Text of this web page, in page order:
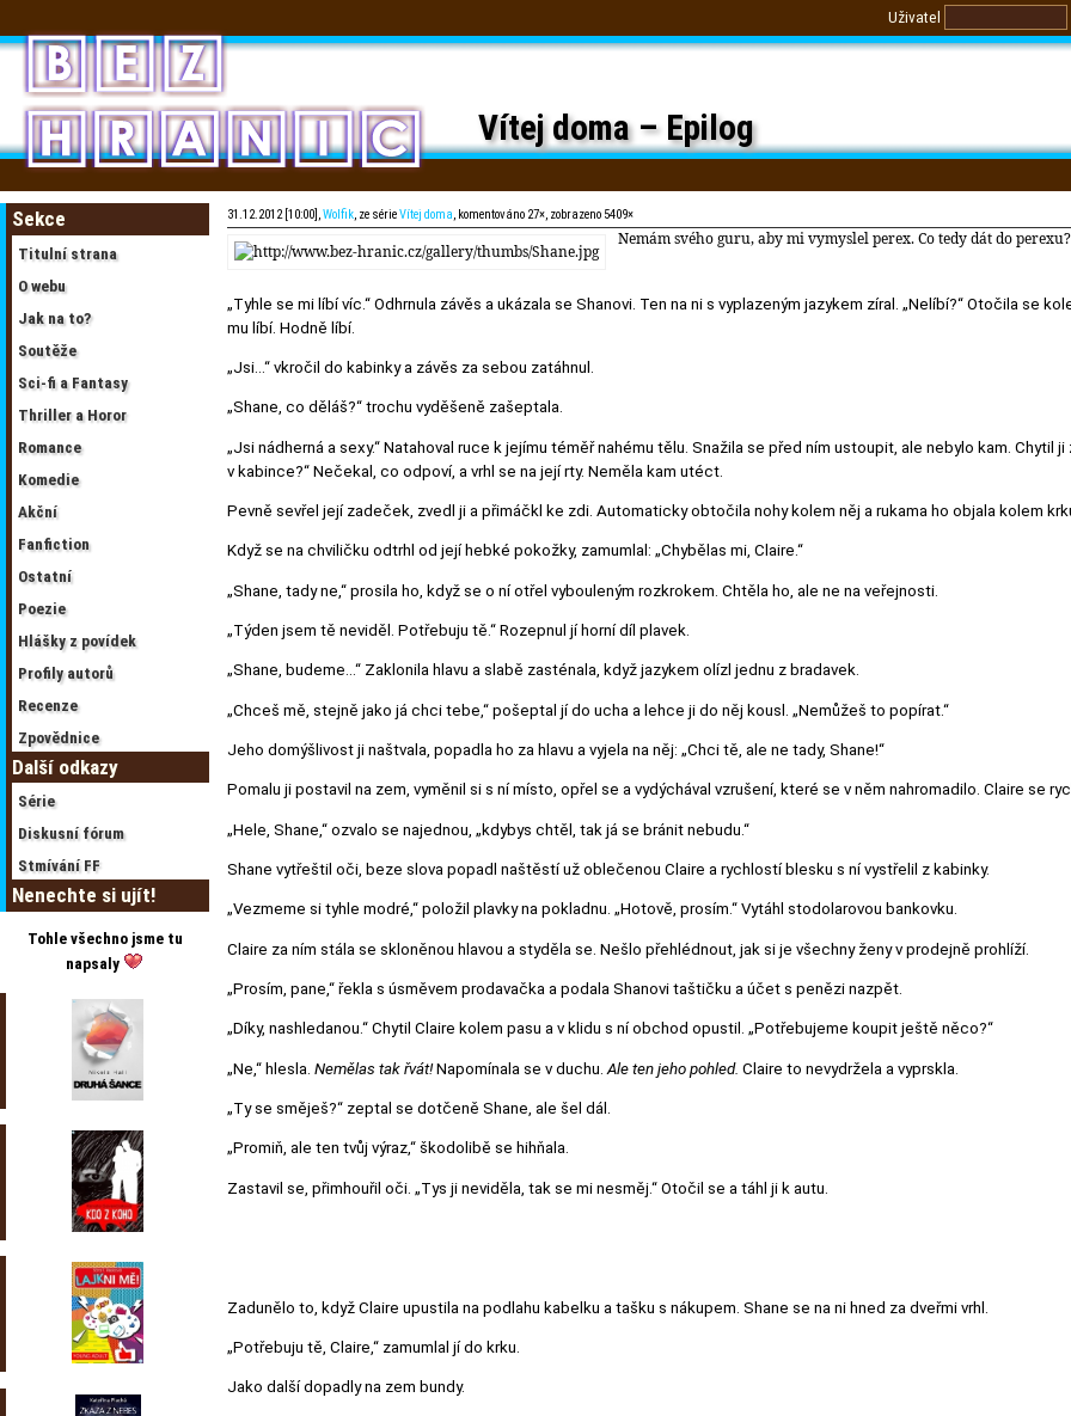
Uživatel
Vítej doma – Epilog
Sekce
Titulní strana
O webu
Jak na to?
Soutěže
Sci-fi a Fantasy
Thriller a Horor
Romance
Komedie
Akční
Fanfiction
Ostatní
Poezie
Hlášky z povídek
Profily autorů
Recenze
Zpovědnice
Další odkazy
Série
Diskusní fórum
Stmívání FF
Nenechte si ujít!
Tohle všechno jsme tu
napsaly
31.12.2012 [10:00],Wolfik, ze sérieVítej doma, komentováno 27×, zobrazeno 5409×
Nemám svého guru, aby mi vymyslel perex. Co tedy dát do
„Tyhle se mi líbí víc.“ Odhrnula závěs a ukázala se Shanovi. Ten na ni s vyplazeným jazykem zíral. „Nelíbí?“ Otočila se
mu líbí. Hodně líbí.
„Jsi…“ vkročil do kabinky a závěs za sebou zatáhnul.
„Shane, co děláš?“ trochu vyděšeně zašeptala.
„Jsi nádherná a sexy.“ Natahoval ruce k jejímu téměř nahému tělu. Snažila se před ním ustoupit, ale nebylo kam. Chytil
v kabince?“ Nečekal, co odpoví, a vrhl se na její rty. Neměla kam utéct.
Pevně sevřel její zadeček, zvedl ji a přimáčkl ke zdi. Automaticky obtočila nohy kolem něj a rukama ho objala kolem
Když se na chviličku odtrhl od její hebké pokožky, zamumlal: „Chybělas mi, Claire.“
„Shane, tady ne,“ prosila ho, když se o ní otřel vybouleným rozkrokem. Chtěla ho, ale ne na veřejnosti.
„Týden jsem tě neviděl. Potřebuju tě.“ Rozepnul jí horní díl plavek.
„Shane, budeme…“ Zaklonila hlavu a slabě zasténala, když jazykem olízl jednu z bradavek.
„Chceš mě, stejně jako já chci tebe,“ pošeptal jí do ucha a lehce ji do něj kousl. „Nemůžeš to popírat.“
Jeho domýšlivost ji naštvala, popadla ho za hlavu a vyjela na něj: „Chci tě, ale ne tady, Shane!“
Pomalu ji postavil na zem, vyměnil si s ní místo, opřel se a vydýchával vzrušení, které se v něm nahromadilo. Claire se
„Hele, Shane,“ ozvalo se najednou, „kdybys chtěl, tak já se bránit nebudu.“
Shane vytřeštil oči, beze slova popadl naštěstí už oblečenou Claire a rychlostí blesku s ní vystřelil z kabinky.
„Vezmeme si tyhle modré,“ položil plavky na pokladnu. „Hotově, prosím.“ Vytáhl stodolarovou bankovku.
Claire za ním stála se skloněnou hlavou a styděla se. Nešlo přehlédnout, jak si je všechny ženy v prodejně prohlíží.
„Prosím, pane,“ řekla s úsměvem prodavačka a podala Shanovi taštičku a účet s penězi nazpět.
„Díky, nashledanou.“ Chytil Claire kolem pasu a v klidu s ní obchod opustil. „Potřebujeme koupit ještě něco?“
„Ne,“ hlesla. Nemělas tak řvát!Napomínala se v duchu. Ale ten jeho pohled. Claire to nevydržela a vyprskla.
„Ty se směješ?“ zeptal se dotčeně Shane, ale šel dál.
„Promiň, ale ten tvůj výraz,“ škodolibě se hihňala.
Zastavil se, přimhouřil oči. „Tys ji neviděla, tak se mi nesměj.“ Otočil se a táhl ji k autu.
Zadunělo to, když Claire upustila na podlahu kabelku a tašku s nákupem. Shane se na ni hned za dveřmi vrhl.
„Potřebuju tě, Claire,“ zamumlal jí do krku.
Jako další dopadly na zem bundy.